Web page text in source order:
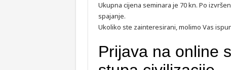
Ukupna cijena seminara je 70 kn. Po
spajanje.
Ukoliko ste zainteresirani, molimo Vas